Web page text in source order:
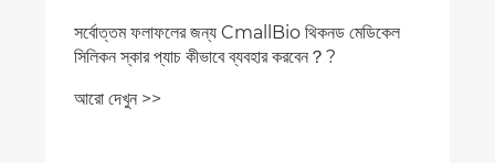
সর্বোত্তম ফলাফলের জন্য CmallBio থিকনড মেডিকেল
সিলিকন স্কার প্যাচ কীভাবে ব্যবহার করবেন？?
আরো দেখুন >>